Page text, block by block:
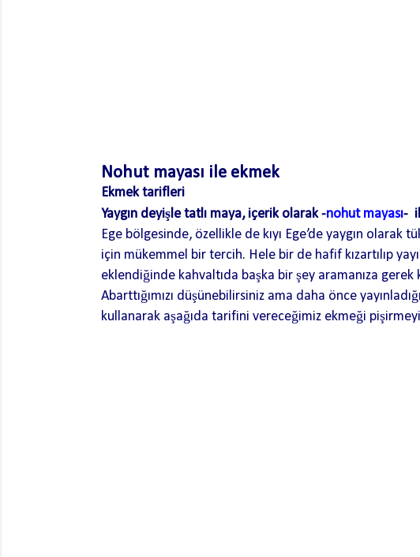
Nohut mayası ile ekmek
Ekmek tarifleri
Yaygın deyişle tatlı maya, içerik olarak -nohut mayası-
Ege bölgesinde, özellikle de kıyı Ege’de yaygın
için mükemmel bir tercih. Hele bir de hafif kızartılıp
eklendiğinde kahvaltıda başka bir şey aramanıza gerek
Abarttığımızı düşünebilirsiniz ama daha önce
kullanarak aşağıda tarifini vereceğimiz ekmeği